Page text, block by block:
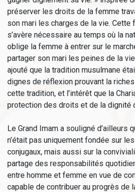
préserver les droits de la femme
son mari les charges de la vie. Cette
s’avère nécessaire au temps où la
oblige la femme à entrer sur le
partager son mari les peines de la
ajouté que la tradition musulmane
dignes de réflexion prouvant la
cette tradition, et l’intérêt que la
protection des droits et de la dignité
Le Grand Imam a souligné d’ailleurs
n’était pas uniquement fondée sur
conjugaux, mais aussi sur la
partage des responsabilités
entre homme et femme en vue de
capable de contribuer au progrès de